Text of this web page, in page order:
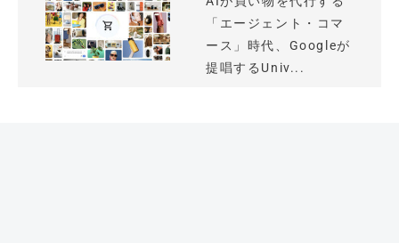
「エージェント・コマ
ース」時代、Googleが
提唱するUniv...